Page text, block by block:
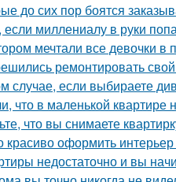
до сих пор боятся
если миллениалу в руки
мечтали все девочки в
ремонтировать
случае, если выбираете
что в маленькой
что вы снимаете
красиво оформить
недостаточно и вы